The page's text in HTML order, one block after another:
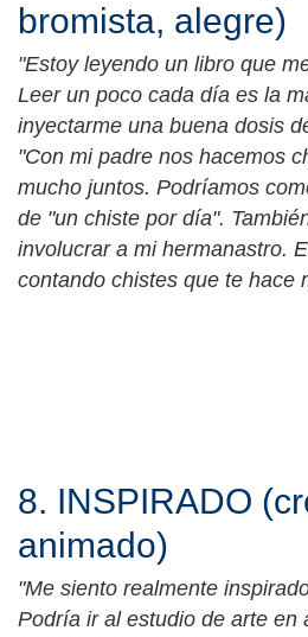
bromista, alegre)
"Estoy leyendo un libro que
Leer un poco cada día es la
inyectarme una buena dosis
"Con mi padre nos hacemos
mucho juntos. Podríamos
de "un chiste por día".
involucrar a mi hermanastro.
contando chistes que te hace
8. INSPIRADO
animado)
"Me siento realmente
Podría ir al estudio de arte en